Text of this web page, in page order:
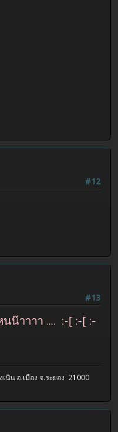
#12
#13
น๊าาาา .... :-[ :-[ :-
น อ.เมือง จ.ระยอง 21000